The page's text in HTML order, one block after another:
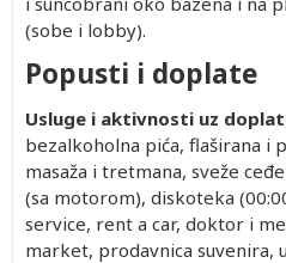
(sobe i lobby).
Popusti i doplate
Usluge i aktivnosti uz
bezalkoholna pića, flaširana i
masaža i tretmana, sveže
(sa motorom), diskoteka
service, rent a car, doktor i
market, prodavnica suvenira,